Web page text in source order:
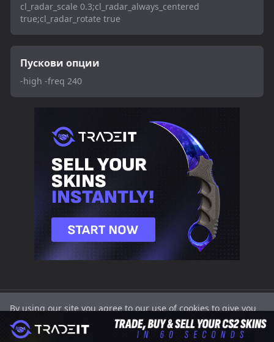
By using our site you agree to our use of cookies to give you
the best experience on our website.
Got it
cl_radar_scale 0.3;cl_radar_always_centered
true;cl_radar_rotate true
Пускови опции
-high -freq 240
SETTINGS.GG
2025 |
CS2
|
Valorant
Crosshairs |
CS2
Players
Cookies Поверителност